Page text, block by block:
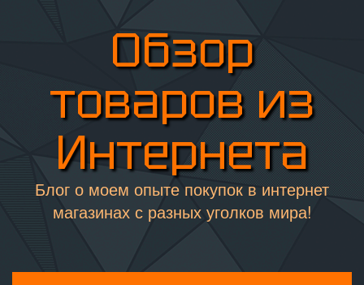
Обзор
товаров из
Интернета
Блог о моем опыте покупок в интернет
магазинах с разных уголков мира!